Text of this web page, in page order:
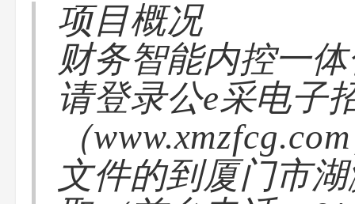
项目概况
财务智能内控一
请登录公e采电子
（
文件的到厦门市